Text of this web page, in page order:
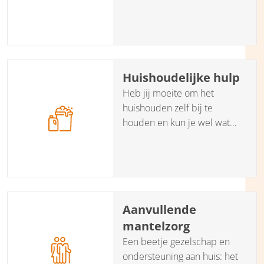
Huishoudelijke hulp
Heb jij moeite om het
huishouden zelf bij te
houden en kun je wel wat
Aanvullende
mantelzorg
Een beetje gezelschap en
ondersteuning aan huis: het